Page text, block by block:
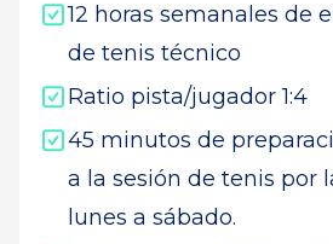
12 horas semanales de
de tenis técnico
Ratio pista/jugador 1:4
45 minutos de
a la sesión de tenis por
lunes a sábado.